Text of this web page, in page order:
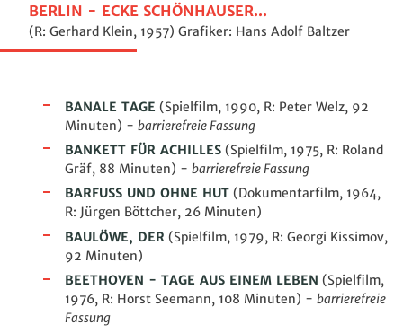
BERLIN - ECKE SCHÖNHAUSER...
(R: Gerhard Klein, 1957) Grafiker: Hans Adolf Baltzer
BANALE TAGE (Spielfilm, 1990, R: Peter Welz, 92
Minuten) - barrierefreie Fassung
BANKETT FÜR ACHILLES (Spielfilm, 1975, R: Roland
Gräf, 88 Minuten) - barrierefreie Fassung
BARFUSS UND OHNE HUT
(Dokumentarfilm, 1964,
R: Jürgen Böttcher, 26 Minuten)
BAULÖWE, DER (Spielfilm, 1979, R: Georgi Kissimov,
92 Minuten)
BEETHOVEN - TAGE AUS EINEM LEBEN (Spielfilm,
1976, R: Horst Seemann, 108 Minuten) - barrierefreie
Fassung